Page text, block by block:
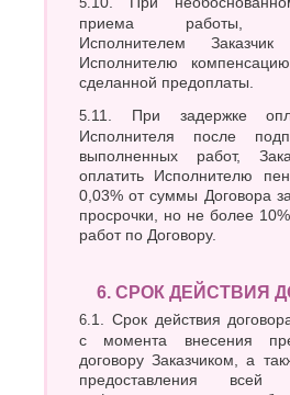
приема работы,
Исполнителем Заказчик
Исполнителю
сделанной предоплаты.
5.11. При задержке оплаты работы
Исполнителя после
выполненных работ,
оплатить Исполнителю
0,03% от суммы Договора
просрочки, но не более
работ по Договору.
6. СРОК ДЕЙСТВИЯ
6.1. Срок действия договора исчисляется
с момента внесения
договору Заказчиком, а
предоставления всей